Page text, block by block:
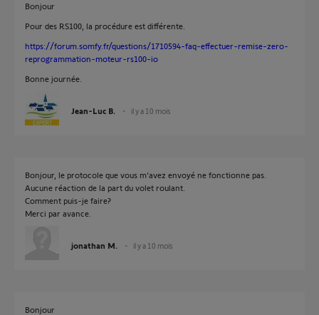
Bonjour
Pour des RS100, la procédure est différente.
https://forum.somfy.fr/questions/1710594-faq-effectuer-remise-zero-
reprogrammation-moteur-rs100-io
Bonne journée.
Jean-Luc B. il y a 10 mois
Bonjour, le protocole que vous m'avez envoyé ne fonctionne pas.
Aucune réaction de la part du volet roulant.
Comment puis-je faire?
Merci par avance.
jonathan M. il y a 10 mois
Bonjour